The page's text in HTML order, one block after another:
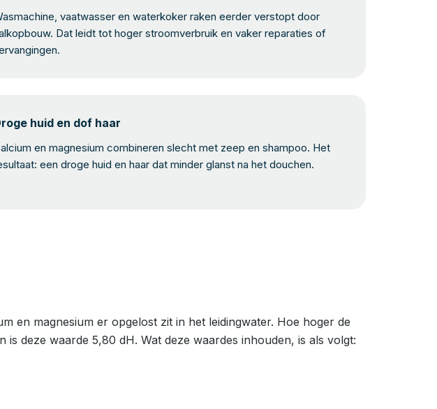
vaatwasser en waterkoker raken eerder verstopt door
Dat leidt tot hoger stroomverbruik en vaker reparaties of
huid en dof haar
en magnesium combineren slecht met zeep en shampoo. Het
een droge huid en haar dat minder glanst na het douchen.
en magnesium er opgelost zit in het leidingwater. Hoe hoger de
deze waarde 5,80 dH. Wat deze waardes inhouden, is als volgt: